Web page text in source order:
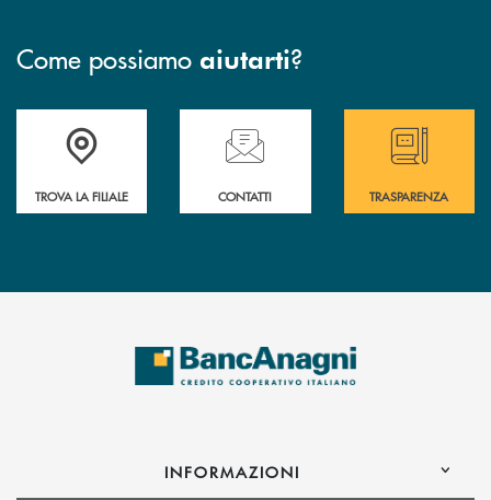
Come possiamo aiutarti?
Accedi all' elenco completo delle filiali
TROVA LA FILIALE
Hai bisogno di assistenza immediata ?
CONTATTI
Hai bisogno di
TRASPARENZA
INFORMAZIONI